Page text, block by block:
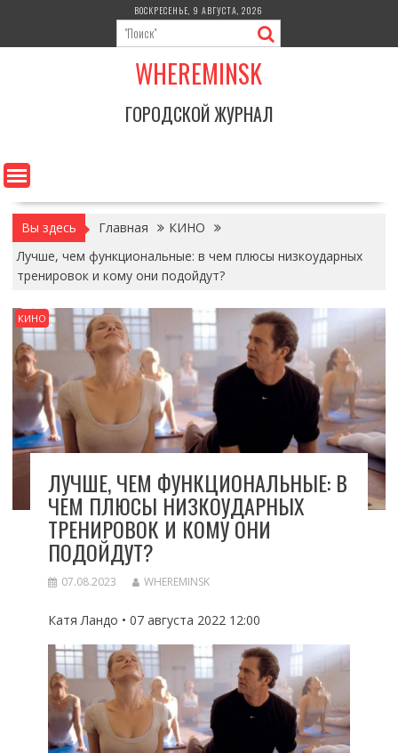
содержимому
ВОСКРЕСЕНЬЕ, 9 АВГУСТА, 2026
WHEREMINSK
ГОРОДСКОЙ ЖУРНАЛ
Вы здесь Главная
КИНО
Лучше, чем функциональные: в чем плюсы низкоударных
тренировок и кому они подойдут?
КИНО
ЛУЧШЕ, ЧЕМ ФУНКЦИОНАЛЬНЫЕ: В
ЧЕМ ПЛЮСЫ НИЗКОУДАРНЫХ
ТРЕНИРОВОК И КОМУ ОНИ
ПОДОЙДУТ?
07.08.2023 WHEREMINSK
Катя Ландо • 07 августа 2022 12:00